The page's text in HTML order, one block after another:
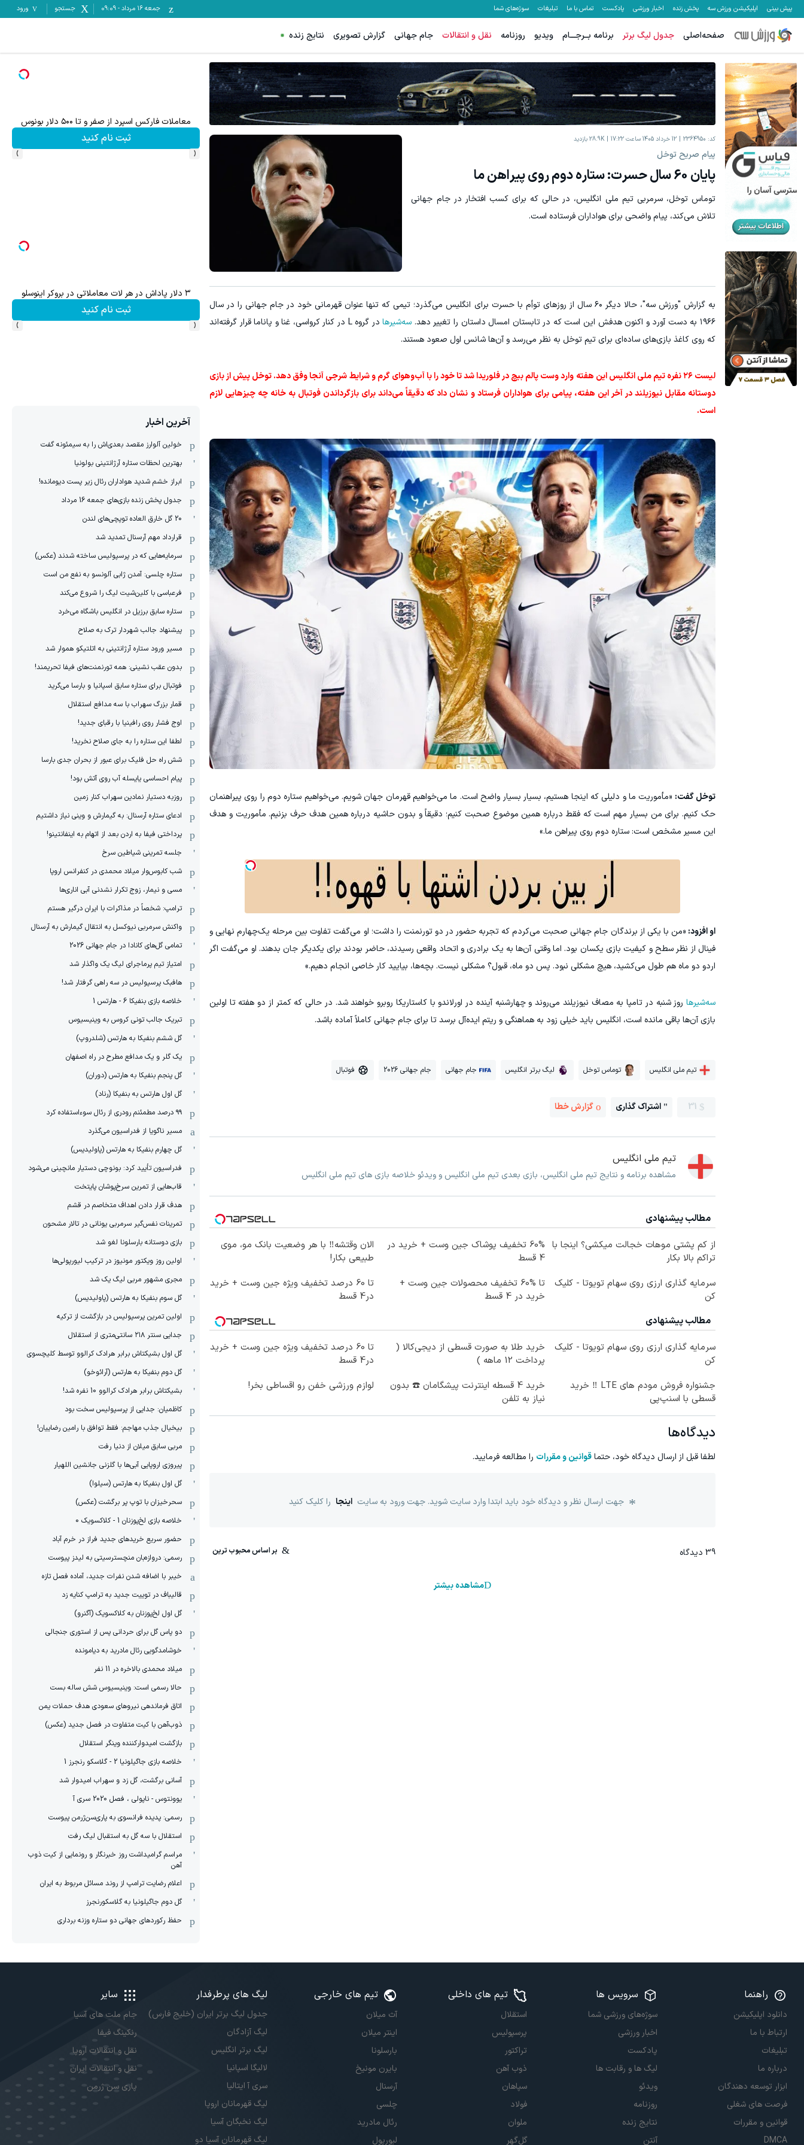
پیش بینی اپلیکیشن ورزش سه پخش زنده اخبار ورزشی پادکست تماس با ما تبلیغات سوژه‌های شما جمعه ۱۶ مرداد -
09:09 جستجو ورود
صفحه‌اصلی جدول لیگ برتر برنامه بــرجـــام ویدیو روزنامه نقل و انتقالات جام جهانی گزارش تصویری نتایج زنده
کد: 2364950 12 خرداد 1405 ساعت 17:22 28.9K بازدید
پیام صریح توخل
پایان 60 سال حسرت: ستاره دوم روی پیراهن ما
توماس توخل، سرمربی تیم ملی انگلیس، در حالی که برای کسب افتخار در جام جهانی
تلاش می‌کند، پیام واضحی برای هواداران فرستاده است.
به گزارش "ورزش سه"، حالا دیگر ۶۰ سال از روزهای توأم با حسرت برای انگلیس می‌گذرد؛ تیمی که تنها عنوان قهرمانی خود در جام جهانی را در سال
۱۹۶۶ به دست آورد و اکنون هدفش این است که در تابستان امسال داستان را تغییر دهد.
سه‌شیرها
در گروه L در کنار کرواسی، غنا و پاناما قرار گرفته‌اند
که روی کاغذ بازی‌های ساده‌ای برای تیم توخل به نظر می‌رسد و آن‌ها شانس اول صعود هستند.
لیست ۲۶ نفره تیم ملی انگلیس این هفته وارد وست پالم بیچ در فلوریدا شد تا خود را با آب‌وهوای گرم و شرایط شرجی آنجا وفق دهد. توخل پیش از بازی
دوستانه مقابل نیوزیلند در آخر این هفته، پیامی برای هواداران فرستاد و نشان داد که دقیقاً می‌داند برای بازگرداندن فوتبال به خانه چه چیزهایی لازم
است.
توخل گفت: «مأموریت ما و دلیلی که اینجا هستیم، بسیار بسیار واضح است. ما می‌خواهیم قهرمان جهان شویم. می‌خواهیم ستاره دوم را روی پیراهنمان
حک کنیم. برای من بسیار مهم است که فقط درباره همین موضوع صحبت کنیم؛ دقیقاً و بدون حاشیه درباره همین هدف حرف بزنیم. مأموریت و هدف
این مسیر مشخص است: ستاره دوم روی پیراهن ما.»
او افزود: «من با یکی از برندگان جام جهانی صحبت می‌کردم که تجربه حضور در دو تورنمنت را داشت؛ او می‌گفت تفاوت بین مرحله یک‌چهارم نهایی و
فینال از نظر سطح و کیفیت بازی یکسان بود. اما وقتی آن‌ها به یک برادری و اتحاد واقعی رسیدند، حاضر بودند برای یکدیگر جان بدهند. او می‌گفت اگر
اردو دو ماه هم طول می‌کشید، هیچ مشکلی نبود. پس دو ماه، قبول؟ مشکلی نیست. بچه‌ها، بیایید کار خاصی انجام دهیم.»
سه‌شیرها روز شنبه در تامپا به مصاف نیوزیلند می‌روند و چهارشنبه آینده در اورلاندو با کاستاریکا روبرو خواهند شد. در حالی که کمتر از دو هفته تا اولین
بازی آن‌ها باقی مانده است، انگلیس باید خیلی زود به هماهنگی و ریتم ایده‌آل برسد تا برای جام جهانی کاملاً آماده باشد.
تیم ملی انگلیس توماس توخل لیگ برتر انگلیس جام جهانی جام جهانی 2026 فوتبال
31 اشتراک گذاری گزارش خطا
تیم ملی انگلیس
مشاهده برنامه و نتایج تیم ملی انگلیس، بازی بعدی تیم ملی انگلیس و ویدئو خلاصه بازی های تیم ملی انگلیس
مطالب پیشنهادی
از کم پشتی موهات خجالت میکشی؟ اینجا با
تراکم بالا بکار
60% تخفیف پوشاک جین وست + خرید در
4 قسط
الان وقتشه‼️ با هر وضعیت بانک مو، موی
طبیعی بکار!
سرمایه گذاری ارزی روی سهام تویوتا - کلیک
کن
تا %60 تخفیف محصولات جین وست +
خرید در 4 قسط
تا 60 درصد تخفیف ویژه جین وست + خرید
در4 قسط
مطالب پیشنهادی
سرمایه گذاری ارزی روی سهام تویوتا - کلیک
کن
خرید طلا به صورت قسطی از دیجی‌کالا (
پرداخت 12 ماهه )
تا 60 درصد تخفیف ویژه جین وست + خرید
در4 قسط
جشنواره فروش مودم های LTE ‼️ خرید
قسطی با اسنپ‌پی
خرید 4 قسطه اینترنت پیشگامان ☎️ بدون
نیاز به تلفن
لوازم ورزشی خفن رو اقساطی بخر!
دیدگاه‌ها
لطفا قبل از ارسال دیدگاه خود، حتماقوانین و مقررات را مطالعه فرمایید.
جهت ارسال نظر و دیدگاه خود باید ابتدا وارد سایت شوید. جهت ورود به سایت اینجا را کلیک کنید
39 دیدگاه
مشاهده بیشتر
معاملات فارکس اسپرد از صفر و تا ۵۰۰ دلار بونوس
ثبت نام کنید
تا %60 تخفیف محصولات جین وست + خرید در 4 قسط ترید EURUSD با اسپرد از صفر پیپ
ثبت نام کنید
میدونستی میتونی از بالا رفتن ارزش سهام گوگل سود کسب
ثبت نام کنید
‹
›
۳ دلار پاداش در هر لات معاملاتی در بروکر اینوسلو
ثبت نام کنید مشاهده و خرید کلیک کن!
میدونستی میتونی از بالا رفتن ارزش سهام گوگل سود کسب
ثبت نام کنید
‹
›
آخرین اخبار
خولین آلوارز مقصد بعدی‌اش را به سیمئونه گفت
بهترین لحظات ستاره آرژانتینی بولونیا
ابراز خشم شدید هواداران رئال زیر پست دیومانده!
جدول پخش زنده بازی‌های جمعه 16 مرداد
20 گل خارق العاده توپچی‌های لندن
قرارداد مهم آرسنال تمدید شد
سرمایه‌هایی که در پرسپولیس ساخته شدند (عکس)
ستاره چلسی: آمدن ژابی آلونسو به نفع من است
فرعباسی با کلین‌شیت لیگ را شروع می‌کند
ستاره سابق برزیل در انگلیس باشگاه می‌خرد
پیشنهاد جالب شهردار ترک به صلاح
مسیر ورود ستاره آرژانتینی به اتلتیکو هموار شد
بدون عقب نشینی: همه تورنمنت‌های فیفا تحریمند!
فوتبال برای ستاره سابق اسپانیا و بارسا می‌گرید
قمار بزرگ سهراب با سه مدافع استقلال
اوج فشار روی رافینیا با رقبای جدید!
لطفا این ستاره را به جای صلاح نخرید!
شش راه حل فلیک برای عبور از بحران جدی بارسا
پیام احساسی یایسله آب روی آتش بود!
روزبه دستیار نمادین سهراب کنار زمین
ادعای ستاره آرسنال: به گیمارش و وینی نیاز داشتیم
پرداختی فیفا به اردن بعد از اتهام به اینفانتینو!
جلسه تمرینی شیاطین سرخ
شب کابوس‌وار میلاد محمدی در کنفرانس اروپا
مسی و نیمار، زوج تکرار نشدنی آبی اناری‌ها
ترامپ: شخصاً در مذاکرات با ایران درگیر هستم
واکنش سرمربی نیوکسل به انتقال گیمارش به آرسنال
تمامی گل‌های کانادا در جام جهانی 2026
امتیاز تیم پرماجرای لیگ یک واگذار شد
هافبک پرسپولیس در سه راهی گرفتار شد!
خلاصه بازی بنفیکا 6 - هارتس 1
تبریک جالب تونی کروس به وینیسیوس
گل ششم بنفیکا به هارتس (شلدروپ)
یک گلر و یک مدافع مطرح در راه اصفهان
گل پنجم بنفیکا به هارتس (دوران)
گل اول هارتس به بنفیکا (رناد)
۹۹ درصد مطمئنم رودری از رئال سوءاستفاده کرد
مسیر ناگویا از فدراسیون می‌گذرد
گل چهارم بنفیکا به هارتس (پاولیدیس)
فدراسیون تأیید کرد: بونوچی دستیار مانچینی می‌شود
قاب‌هایی از تمرین سرخ‌پوشان پایتخت
هدف قرار دادن اهداف متخاصم در قشم
‏تمرینات نفس‌گیر سرمربی یونانی در تالار مشحون
بازی دوستانه بارسلونا لغو شد
اولین روز ویکتور مونیوز در ترکیب لیورپولی‌ها
مجری مشهور مربی لیگ یک شد
گل سوم بنفیکا به هارتس (پاولیدیس)
اولین تمرین پرسپولیس در بازگشت از ترکیه
جدایی سنتر ۲۱۸ سانتی‌متری از استقلال
گل اول بشیکتاش برابر هرادک کرالوو توسط کلیچسوی
گل دوم بنفیکا به هارتس (آرائوخو)
بشیکتاش برابر هرادک کرالوو 10 نفره شد!
کاظمیان: جدایی از پرسپولیس سخت بود
بیخیال جذب مهاجم: فقط توافق با رامین رضاییان!
مربی سابق میلان از دنیا رفت
پیروزی اروپایی آبی‌ها با گلزنی جانشین اللهیار
گل اول بنفیکا به هارتس (سیلوا)
سحرخیزان با توپ پر برگشت (عکس)
خلاصه بازی لخ‌پوزنان 1 - کلاکسویک 0
حضور سریع خریدهای جدید فراز در خرم آباد
رسمی: دروازه‌بان منچسترسیتی به لیدز پیوست
خیبر با اضافه شدن نفرات جدید، آماده فصل تازه
قالیباف در توییت جدید به ترامپ کنایه زد
گل اول لخ‌پوزنان به کلاکسویک (آگنرو)
دو پاس گل برای حردانی پس از استوری جنجالی
خوشامدگویی رئال مادرید به دیامونده
میلاد محمدی بالاخره در 11 نفر
حالا رسمی است: وینیسیوس شش ساله بست
اتاق فرماندهی نیروهای سعودی هدف حملات یمن
ذوب‌آهن با کیت متفاوت در فصل جدید (عکس)
بازگشت امیدوارکننده وینگر استقلال
خلاصه بازی جاگیلونیا 2 - گلاسکو رنجرز 1
آسانی برگشت، گل زد و سهراب امیدوار شد
یوونتوس - ناپولی ، فصل 2020 سری آ
رسمی: پدیده فرانسوی به پاری‌سن‌ژرمن پیوست
استقلال با سه گل به استقبال لیگ رفت
مراسم گرامیداشت روز خبرنگار و رونمایی از کیت ذوب
آهن
اعلام رضایت ترامپ از روند مسائل مربوط به ایران
گل دوم جاگیلونیا به گلاسکورنجرز
حفظ رکوردهای جهانی دو ستاره وزنه برداری
راهنما
دانلود اپلیکیشن
ارتباط با ما
تبلیغات
درباره ما
ابزار توسعه دهندگان
فرصت های شغلی
قوانین و مقررات
DMCA
سرویس ها
سوژه‌های ورزشی شما
اخبار ورزشی
پادکست
لیگ ها و رقابت ها
ویدئو
روزنامه
نتایج زنده
آنتن
تیم های داخلی
استقلال
پرسپولیس
تراکتور
ذوب آهن
سپاهان
فولاد
ملوان
گل‌گهر
تیم های خارجی
آث میلان
اینتر میلان
بارسلونا
بایرن مونیخ
آرسنال
چلسی
رئال مادرید
لیورپول
لیگ های پرطرفدار
جدول لیگ برتر ایران (خلیج فارس)
لیگ آزادگان
لیگ برتر انگلیس
لالیگا اسپانیا
سری آ ایتالیا
لیگ قهرمانان اروپا
لیگ نخبگان آسیا
لیگ قهرمانان آسیا دو
سایر
جام ملت های آسیا
رنکینگ فیفا
نقل و انتقالات اروپا
نقل و انتقالات ایران
پاری سن ژرمن